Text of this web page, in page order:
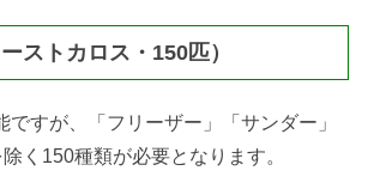
ストカロス・150匹）
ですが、「フリーザー」「サンダー」
除く150種類が必要となります。